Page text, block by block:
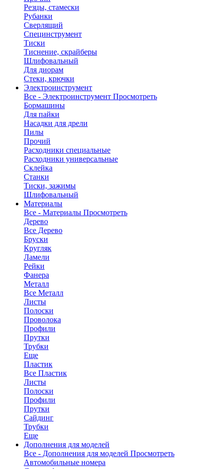
Резцы, стамески
Рубанки
Сверлящий
Специнструмент
Тиски
Тиснение, скрайберы
Шлифовальный
Для диорам
Стеки, крючки
Электроинструмент
Все - Электроинструмент Просмотреть
Бормашины
Для пайки
Насадки для дрели
Пилы
Прочий
Расходники специальные
Расходники универсальные
Склейка
Станки
Тиски, зажимы
Шлифовальный
Материалы
Все - Материалы Просмотреть
Дерево
Все Дерево
Бруски
Кругляк
Ламели
Рейки
Фанера
Металл
Все Металл
Листы
Полоски
Проволока
Профили
Прутки
Трубки
Еще
Пластик
Все Пластик
Листы
Полоски
Профили
Прутки
Сайдинг
Трубки
Еще
Дополнения для моделей
Все - Дополнения для моделей Просмотреть
Автомобильные номера